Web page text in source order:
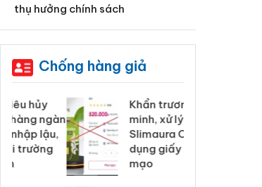
thụ hưởng chính sách
Chống hàng giả
Khẩn trương xác
minh, xử lý sản phẩm
Slimaura Care x3 sử
dụng giấy phép giả
mạo